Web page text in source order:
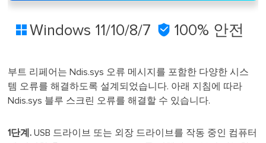
 Windows 11/10/8/7  100% 안전
부트 리페어는 Ndis.sys 오류 메시지를 포함한 다양한 시스
템 오류를 해결하도록 설계되었습니다. 아래 지침에 따라
Ndis.sys 블루 스크린 오류를 해결할 수 있습니다.
1단계.USB 드라이브 또는 외장 드라이브를 작동 중인 컴퓨터